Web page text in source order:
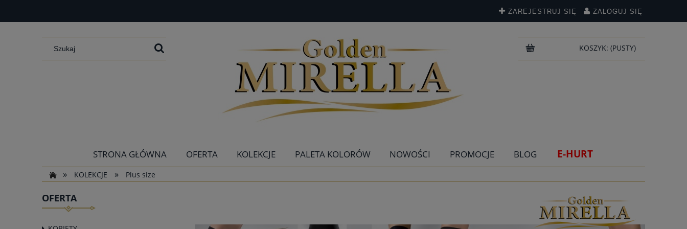
ZAREJESTRUJ SIĘ ZALOGUJ SIĘ
KOSZYK: (PUSTY)
STRONA GŁÓWNA OFERTA KOLEKCJE PALETA KOLORÓW NOWOŚCI PROMOCJE BLOG E-HURT
KONTAKT
» KOLEKCJE » Plus size
OFERTA